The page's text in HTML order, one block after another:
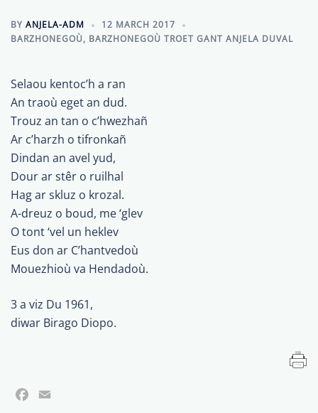
BY ANJELA-ADM
12 MARCH 2017
BARZHONEGOÙ, BARZHONEGOÙ TROET GANT ANJELA DUVAL
Selaou kentoc’h a ran
An traoù eget an dud.
Trouz an tan o c’hwezhañ
Ar c’harzh o tifronkañ
Dindan an avel yud,
Dour ar stêr o ruilhal
Hag ar skluz o krozal.
A-dreuz o boud, me ‘glev
O tont ‘vel un heklev
Eus don ar C’hantvedoù
Mouezhioù va Hendadoù.
3 a viz Du 1961,
diwar Birago Diopo.
Facebook